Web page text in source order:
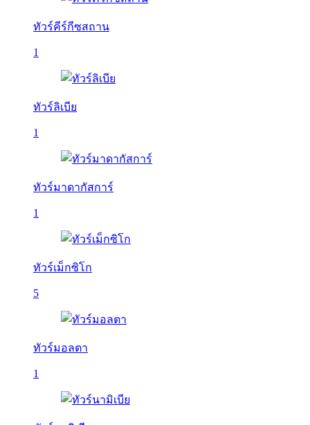
ทัวร์คีร์กีซสถาน
1
ทัวร์ลิเบีย
1
ทัวร์มาดากัสการ์
1
ทัวร์เม็กซิโก
5
ทัวร์มอลตา
1